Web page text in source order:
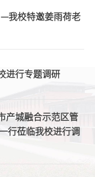
我校特邀姜雨荷老
进行专题调研
产城融合示范区管
行莅临我校进行调